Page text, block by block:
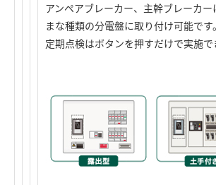
アンペアブレーカー、主幹ブレーカ
まな種類の分電盤に取り付け可能です。
定期点検はボタンを押すだけで実施で